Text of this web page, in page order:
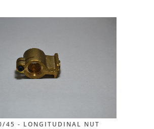
45 - LONGITUDINAL NUT